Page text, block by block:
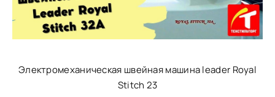
Электромеханическая швейная машина leader Royal
Stitch 23